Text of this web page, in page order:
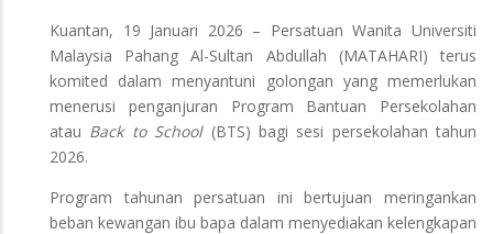
Kuantan, 19 Januari 2026 – Persatuan Wanita Universiti
Malaysia Pahang Al-Sultan Abdullah (MATAHARI) terus
komited dalam menyantuni golongan yang memerlukan
menerusi penganjuran Program Bantuan Persekolahan
atau Back to School (BTS) bagi sesi persekolahan tahun
2026.
Program tahunan persatuan ini bertujuan meringankan
beban kewangan ibu bapa dalam menyediakan kelengkapan